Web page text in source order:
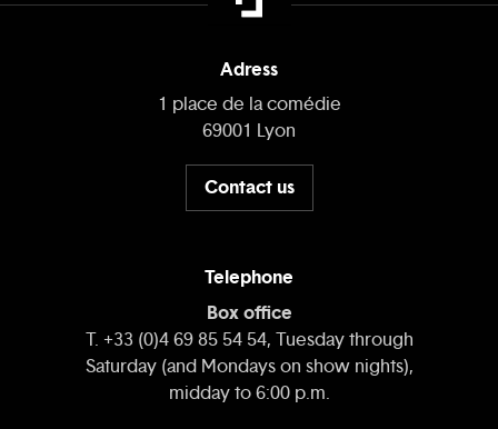
Adress
1 place de la comédie
69001 Lyon
Contact us
Telephone
Box office
T. +33 (0)4 69 85 54 54, Tuesday through
Saturday (and Mondays on show nights),
midday to 6:00 p.m.